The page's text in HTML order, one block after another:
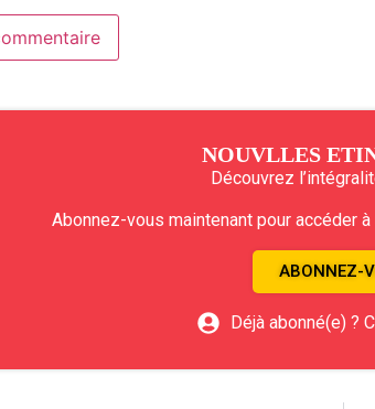
NOUVLLES
Découvrez
Abonnez-vous maintenant pour accéder
ABONNEZ-
Déjà abonné(e) ?